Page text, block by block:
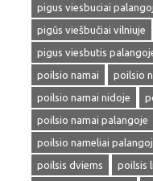
pigus viesbuciai
pigūs viešbučiai vilniuje
pigus viesbutis
poilsio namai
poilsio
poilsio namai nidoje
poilsio namai palangoje
poilsio nameliai
poilsis dviems
poilsis